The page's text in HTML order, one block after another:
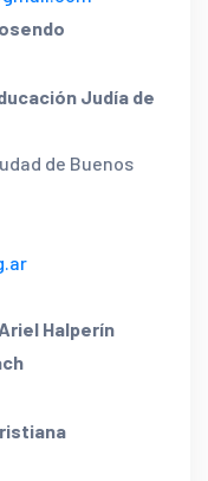
Judía de
de Buenos
Halperín